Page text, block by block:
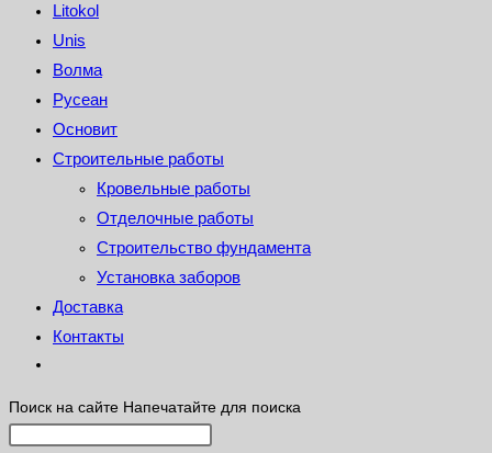
Litokol
Unis
Волма
Русеан
Основит
Строительные работы
Кровельные работы
Отделочные работы
Строительство фундамента
Установка заборов
Доставка
Контакты
Поиск на сайте Напечатайте для поиска